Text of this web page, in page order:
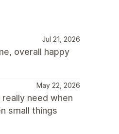
Jul 21, 2026
overall happy
May 22, 2026
need when
small things